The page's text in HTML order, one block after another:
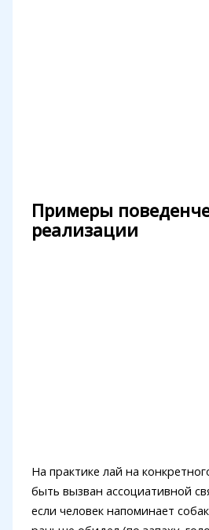
Примеры
реализации
На практике лай на
быть вызван ассоциативной
если человек напоминает